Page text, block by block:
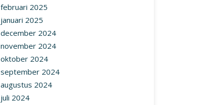
februari 2025
januari 2025
december 2024
november 2024
oktober 2024
september 2024
augustus 2024
juli 2024